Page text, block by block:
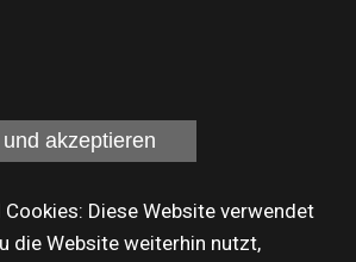
Diese Website verwendet
die Website weiterhin nutzt,